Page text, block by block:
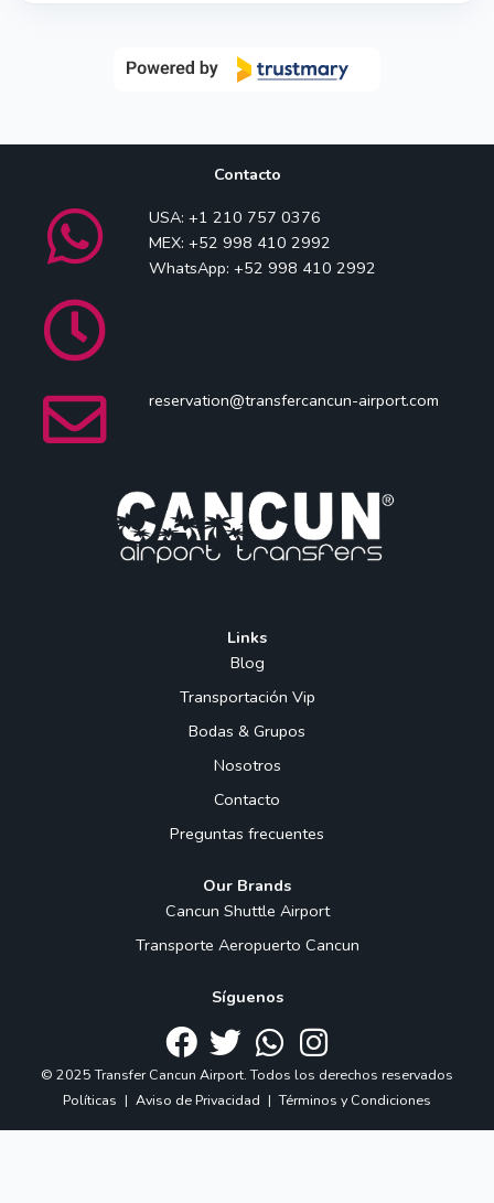
Contacto
USA: +1 210 757 0376
MEX: +52 998 410 2992
WhatsApp: +52 998 410 2992
reservation@transfercancun-airport.com
Links
Blog
Transportación Vip
Bodas & Grupos
Nosotros
Contacto
Preguntas frecuentes
Our Brands
Cancun Shuttle Airport
Transporte Aeropuerto Cancun
Síguenos
© 2025 Transfer Cancun Airport. Todos los derechos reservados
Políticas | Aviso de Privacidad | Términos y Condiciones